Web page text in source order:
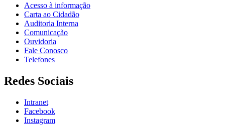
Acesso à informação
Carta ao Cidadão
Auditoria Interna
Comunicação
Ouvidoria
Fale Conosco
Telefones
Redes Sociais
Intranet
Facebook
Instagram